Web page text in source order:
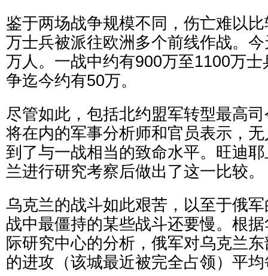
鉴于两场战争规模不同，伤亡难以
万士兵被派往欧洲多个前线作战。
万人。一战中约有900万至1100万
争迄今约有50万。
尽管如此，包括北约盟军转型最高
将在内的军事分析师和官员表示，
到了与一战相当的致命水平。旺迪
兰进行研究考察后做出了这一比较。
乌克兰的战斗如此艰苦，以至于俄
战中最僵持的某些战斗还要慢。根
际研究中心的分析，俄军对乌克兰
的进攻（该城最近被完全占领）平